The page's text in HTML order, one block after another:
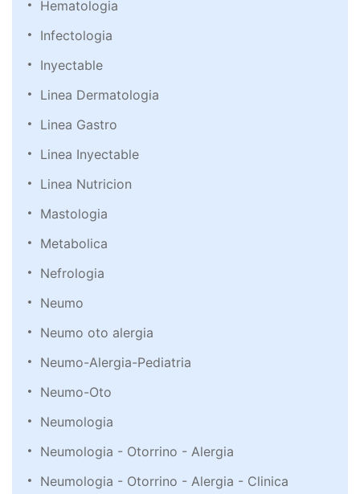
Hematologia
Infectologia
Inyectable
Linea Dermatologia
Linea Gastro
Linea Inyectable
Linea Nutricion
Mastologia
Metabolica
Nefrologia
Neumo
Neumo oto alergia
Neumo-Alergia-Pediatria
Neumo-Oto
Neumologia
Neumologia - Otorrino - Alergia
Neumologia - Otorrino - Alergia - Clinica